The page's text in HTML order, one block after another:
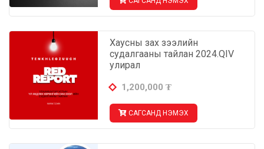
Хаусны зах зээлийн
судалгааны тайлан 2024.QIV
улирал
1,200,000 ₮
САГСАНД НЭМЭХ